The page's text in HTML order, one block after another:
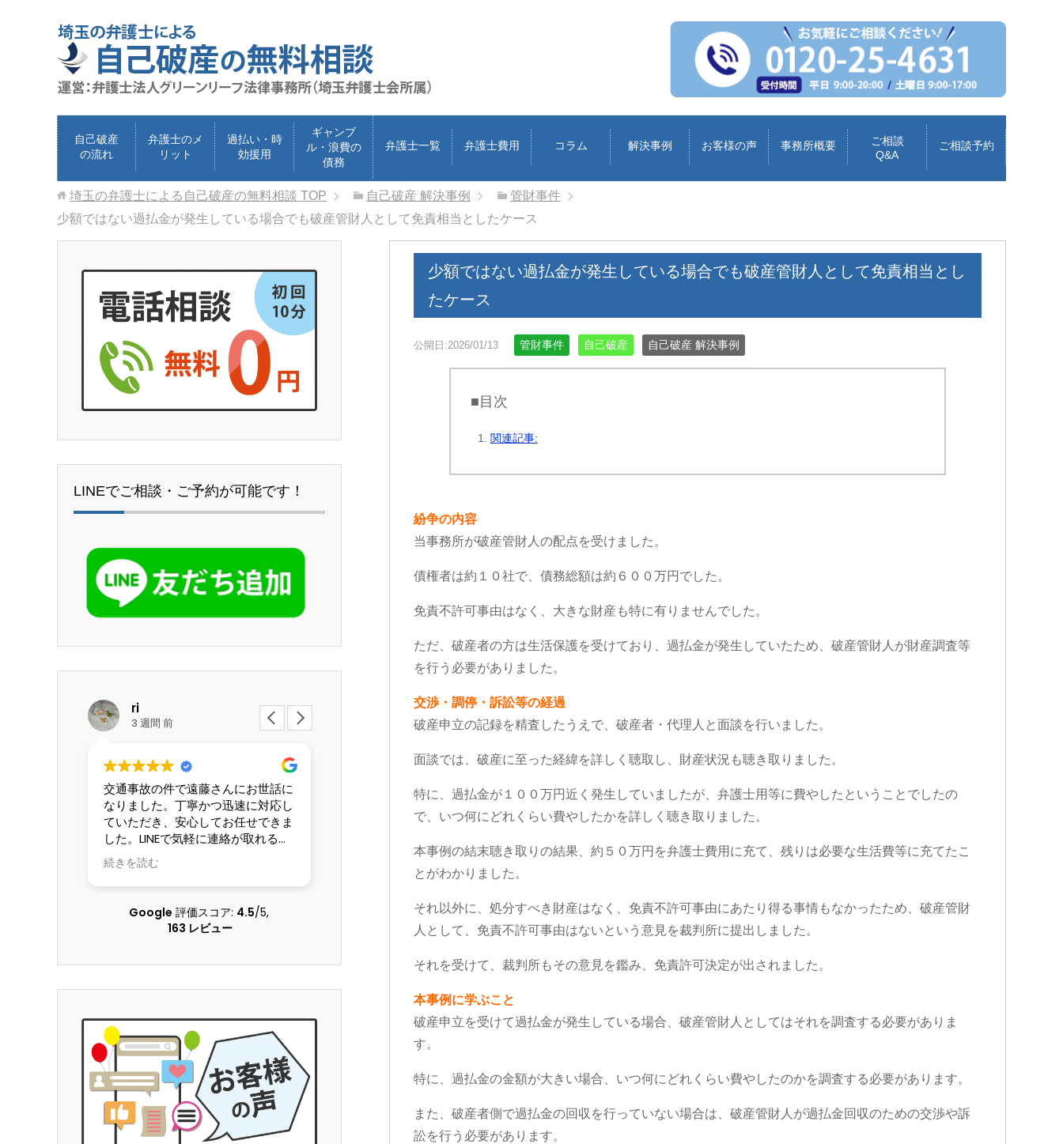
自己破産
の流れ
弁護士のメ
リット
過払い・時
効援用
ギャンブ
ル・浪費の
債務
弁護士一覧 弁護士費用 コラム 解決事例 お客様の声 事務所概要
ご相談
Q&A
ご相談予約
埼玉の弁護士による自己破産の無料相談 TOP 自己破産 解決事例
管財事件
少額ではない過払金が発生している場合でも破産管財人として免責相当としたケース
少額ではない過払金が発生している場合でも破産管財人として免責相当とし
たケース
公開日:2026/01/13 管財事件 自己破産 自己破産 解決事例
■目次
関連記事:
紛争の内容
当事務所が破産管財人の配点を受けました。
債権者は約１０社で、債務総額は約６００万円でした。
免責不許可事由はなく、大きな財産も特に有りませんでした。
ただ、破産者の方は生活保護を受けており、過払金が発生していたため、破産管財人が財産調査等
を行う必要がありました。
交渉・調停・訴訟等の経過
破産申立の記録を精査したうえで、破産者・代理人と面談を行いました。
面談では、破産に至った経緯を詳しく聴取し、財産状況も聴き取りました。
特に、過払金が１００万円近く発生していましたが、弁護士用等に費やしたということでしたの
で、いつ何にどれくらい費やしたかを詳しく聴き取りました。
本事例の結末聴き取りの結果、約５０万円を弁護士費用に充て、残りは必要な生活費等に充てたこ
とがわかりました。
それ以外に、処分すべき財産はなく、免責不許可事由にあたり得る事情もなかったため、破産管財
人として、免責不許可事由はないという意見を裁判所に提出しました。
それを受けて、裁判所もその意見を鑑み、免責許可決定が出されました。
本事例に学ぶこと
破産申立を受けて過払金が発生している場合、破産管財人としてはそれを調査する必要がありま
す。
特に、過払金の金額が大きい場合、いつ何にどれくらい費やしたのかを調査する必要があります。
また、破産者側で過払金の回収を行っていない場合は、破産管財人が過払金回収のための交渉や訴
訟を行う必要があります。
LINEでご相談・ご予約が可能です！
ri
3 週間 前
交通事故の件で遠藤さんにお世話に
なりました。丁寧かつ迅速に対応し
ていただき、安心してお任せできま
した。LINEで気軽に連絡が取れるの
も便利でした。ありがとうございま
した。
続きを読む
cheeboo
この度は、夫の労災で会社側との示
談交渉で申先生、遠藤先生に大変お
世話になりました。
が激しく、理解力が低下している事
から、会社側は
したが、私はこの制度がどうも納得
出来ずご相談しました。
お二人の先生はわざわざ自宅に出向
いて下さり、夫の状態を確認し「成
年後見人を立てる必要はない」と判
断して下さり、渋る会社側とも粘り
強く交渉して下さり、損害賠償金も
会社側の提示よりも大幅に上乗せし
ていただきました。
申先生、遠藤先生には本当に感謝し
労災でお困りの方にはぜひ
グリーンリーフ法律事務所をお勧め
1 か月 前
追突事故を起こされたのですが…保
険で弁護士特約に入っているのにも
かかわらず自分で対応していまし
相手保険会社に切られてしまった
律事務所を紹介して頂いて、申先生
に話を聞いて貰いました。
弁護士の先生に相談するって何と言
うか敷居が高いと言うか…ためらい
みたいな気持ちが有りましたが…何
ました。
して貰え、病院にも心配せず通院出
来る様になり今はまだ療養中ですが
大分良くなってきています。
交通事故で弁護士特約に入っている
この度は、事故の件で遠藤先生に大
変お世話になりました。
たです。
が無事に認定が取れて、いい結果で
本当にありがとうございました。
続きを読む
Google 評価スコア: 4.5/5,
163 レビュー